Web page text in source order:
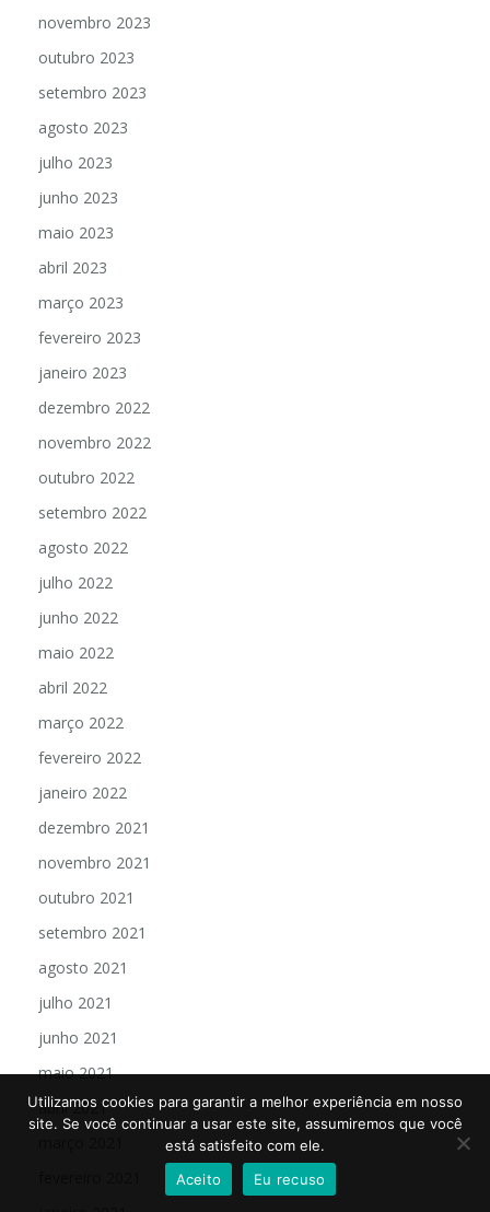
novembro 2023
outubro 2023
setembro 2023
agosto 2023
julho 2023
junho 2023
maio 2023
abril 2023
março 2023
fevereiro 2023
janeiro 2023
dezembro 2022
novembro 2022
outubro 2022
setembro 2022
agosto 2022
julho 2022
junho 2022
maio 2022
abril 2022
março 2022
fevereiro 2022
janeiro 2022
dezembro 2021
novembro 2021
outubro 2021
setembro 2021
agosto 2021
julho 2021
junho 2021
maio 2021
abril 2021
Utilizamos cookies para garantir a melhor experiência em nosso
site. Se você continuar a usar este site, assumiremos que você
está satisfeito com ele.
Aceito
Eu recuso